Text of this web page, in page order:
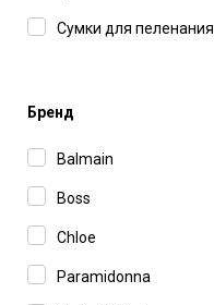
Сумки для пеленания
Бренд
Balmain
Boss
Chloe
Paramidonna